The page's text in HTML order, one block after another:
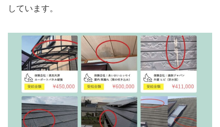
しています。